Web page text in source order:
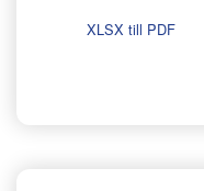
XLSX till PDF